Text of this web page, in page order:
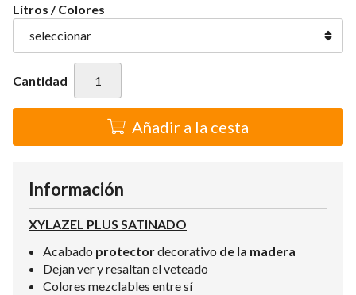
Litros / Colores
Cantidad
Añadir a la cesta
Información
XYLAZEL PLUS SATINADO
Acabado protectordecorativo de la madera
Dejan ver y resaltan el veteado
Colores mezclables entre sí